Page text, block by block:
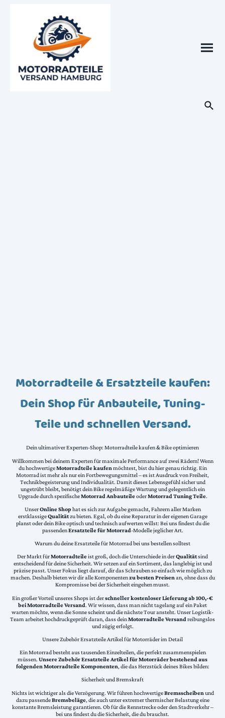
Motorradteile & Ersatzteile kaufen:
Dein Shop für Anbauteile, Tuning-
Teile und schnellen Versand.
Dein ultimativer Experten-Shop: Motorradteile kaufen & Bike optimieren
Willkommen bei deinem Experten für maximale Performance auf zwei Rädern! Wenn
du hochwertigeMotorradteile kaufen möchtest, bist du hier genau richtig. Ein
Motorrad ist mehr als nur ein Fortbewegungsmittel – es ist Ausdruck von Freiheit,
Technikbegeisterung und Individualität. Damit dieses Lebensgefühl sicher und
ungetrübt bleibt, benötigt dein Bike regelmäßige Wartung und gelegentlich ein
Upgrade durch spezifischeMotorrad AnbauteileoderMotorrad Tuning Teile.
UnserOnline Shophat es sich zur Aufgabe gemacht, Fahrern aller Marken
erstklassigeQualitätzu bieten. Egal, ob du eine Reparatur in der eigenen Garage
planst oder dein Bike optisch und technisch aufwerten willst: Bei uns findest du die
passendenErsatzteile für Motorrad-Modelle jeglicher Art.
Warum du deine Ersatzteile für Motorrad bei uns bestellen solltest
Der Markt fürMotorradteileist groß, doch die Unterschiede in derQualitätsind
entscheidend für deine Sicherheit. Wir setzen auf ein Sortiment, das langlebig ist und
präzise passt. Unser Fokus liegt darauf, dir das Schrauben so einfach wie möglich zu
machen. Deshalb bieten wir dir alle Komponentenzu besten Preisenan, ohne dass du
Kompromisse bei der Sicherheit eingehen musst.
Ein großer Vorteil unseres Shops ist derschneller kostenloser Lieferung ab 100,-€
bei Motorradteile Versand. Wir wissen, dass man nicht tagelang auf ein Paket
warten möchte, wenn die Sonne scheint und die nächste Tour ansteht. Unser Logistik-
Team arbeitet hochdruckgeprüft daran, dass deinMotorradteile Versand reibungslos
und zügig erfolgt.
Unsere Zubehör Ersatzteile Artikel für Motorräder im Detail
Ein Motorrad besteht aus tausenden Einzelteilen, die perfekt zusammenspielen
müssen. Unsere Zubehör Ersatzteile Artikel für Motorräder bestehend aus
folgenden Motorradteile Komponenten, die das Herzstück deines Bikes bilden:
Sicherheit und Bremskraft
Nichts ist wichtiger als die Verzögerung. Wir führen hochwertigeBremsscheiben und
dazu passendeBremsbeläge, die auch unter extremer thermischer Belastung eine
konstante Bremsleistung garantieren. Ob für die Rennstrecke oder den Stadtverkehr –
bei uns findest du die Sicherheit, die du brauchst.